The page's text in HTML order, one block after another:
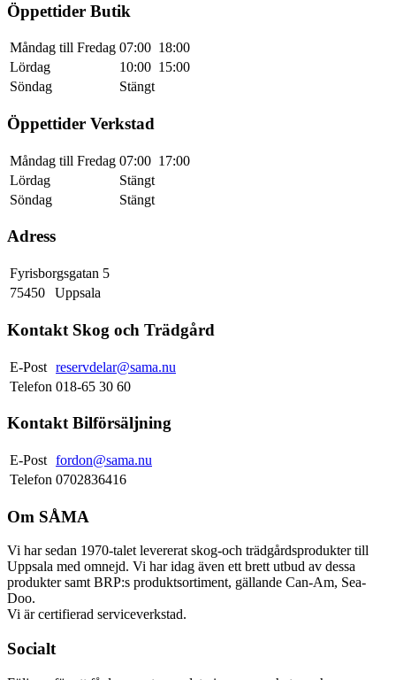
Öppettider Butik
Måndag till Fredag 07:00 18:00
Lördag
10:00 15:00
Söndag
Stängt
Öppettider Verkstad
Måndag till Fredag 07:00 17:00
Lördag
Stängt
Söndag
Stängt
Adress
Fyrisborgsgatan 5
75450
Uppsala
Kontakt Skog och Trädgård
E-Post reservdelar@sama.nu
Telefon 018-65 30 60
Kontakt Bilförsäljning
E-Post fordon@sama.nu
Telefon 0702836416
Om SÅMA
Vi har sedan 1970-talet levererat skog-och trädgårdsprodukter till
Uppsala med omnejd. Vi har idag även ett brett utbud av dessa
produkter samt BRP:s produktsortiment, gällande Can-Am, Sea-
Doo.
Vi är certifierad serviceverkstad.
Socialt